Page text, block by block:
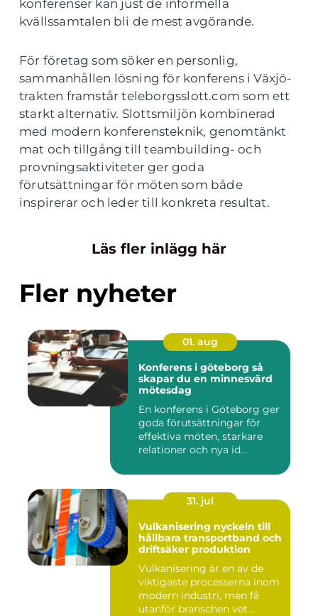
konferenser kan just de informella
kvällssamtalen bli de mest avgörande.
För företag som söker en personlig,
sammanhållen lösning för konferens i Växjö-
trakten framstår teleborgsslott.com som ett
starkt alternativ. Slottsmiljön kombinerad
med modern konferensteknik, genomtänkt
mat och tillgång till teambuilding- och
provningsaktiviteter ger goda
förutsättningar för möten som både
inspirerar och leder till konkreta resultat.
Läs fler inlägg här
Fler nyheter
01. aug
Konferens i göteborg så
skapar du en minnesvärd
mötesdag
En konferens i Göteborg ger
goda förutsättningar för
effektiva möten, starkare
relationer och nya id...
31. jul
Vulkanisering nyckeln till
hållbara transportband och
driftsäker produktion
Vulkanisering är en av de
viktigaste processerna inom
modern industri, men få
utanför branschen vet ...